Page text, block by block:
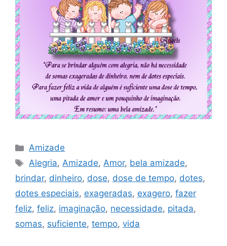
Categorias
Amizade
Tags
Alegria,Amizade,Amor, bela amizade,
brindar, dinheiro, dose, dose de tempo, dotes,
dotes especiais, exageradas, exagero, fazer
feliz, feliz, imaginação, necessidade, pitada,
somas, suficiente, tempo, vida